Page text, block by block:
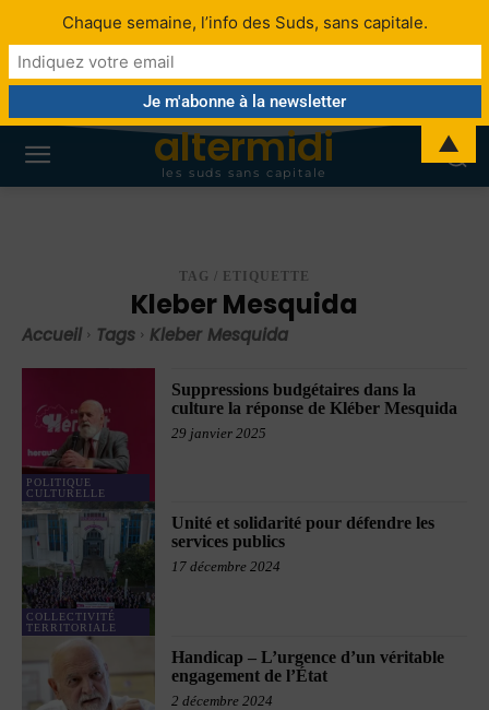
altermidi
les suds sans capitale
TAG / ETIQUETTE
Kleber Mesquida
Accueil Tags Kleber Mesquida
POLITIQUE
CULTURELLE
Suppressions budgétaires dans la
culture la réponse de Kléber Mesquida
29 janvier 2025
COLLECTIVITÉ
TERRITORIALE
Unité et solidarité pour défendre les
services publics
17 décembre 2024
Handicap – L’urgence d’un véritable
engagement de l’État
2 décembre 2024
Chaque semaine, l’info des Suds, sans capitale.
▲